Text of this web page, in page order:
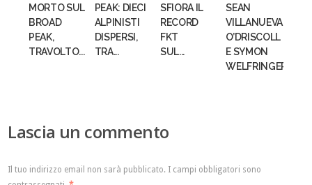
MORTO SUL
BROAD
PEAK,
TRAVOLTO...
PEAK: DIECI
ALPINISTI
DISPERSI,
TRA...
SFIORA IL
RECORD
FKT
SUL...
SEAN
VILLANUEVA
O’DRISCOLL
E SYMON
WELFRINGER...
Lascia un commento
Il tuo indirizzo email non sarà pubblicato. I campi obbligatori sono